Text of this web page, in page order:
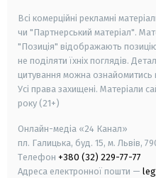
Всі комерційні рекламні
чи "Партнерський матеріал".
"Позиція" відображають
не поділяти їхніх поглядів.
цитування можна ознайомитись
Усі права захищені. Матеріали
року (21+)
Онлайн-медіа «24 Канал»
пл. Галицька, буд. 15, м. Львів,
Телефон +380 (32) 229-77-77
Адреса електронної пошти —